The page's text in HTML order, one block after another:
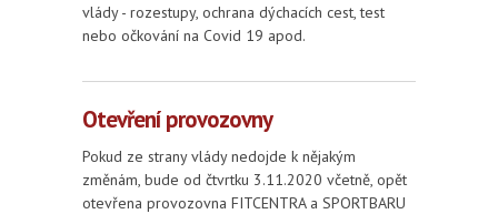
vlády - rozestupy, ochrana dýchacích cest, test
nebo očkování na Covid 19 apod.
Otevření provozovny
Pokud ze strany vlády nedojde k nějakým
změnám, bude od čtvrtku 3.11.2020 včetně, opět
otevřena provozovna FITCENTRA a SPORTBARU